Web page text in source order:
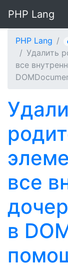
PHP Lang
PHP Lang
Удалить
все
все
в